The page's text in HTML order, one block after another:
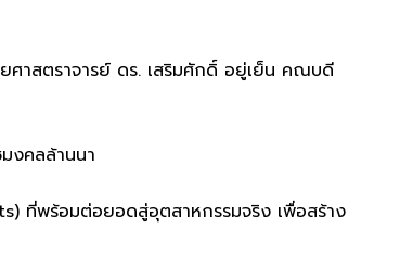
ศาสตราจารย์ ดร. เสริมศักดิ์ อยู่เย็น คณบดี
งคลล้านนา
ที่พร้อมต่อยอดสู่อุตสาหกรรมจริง เพื่อสร้าง